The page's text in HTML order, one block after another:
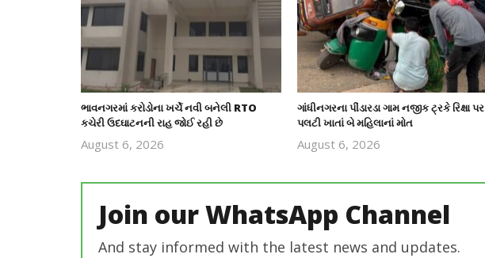
ભાવનગરમાં કરોડોના ખર્ચે નવી બનેલી RTO
કચેરી ઉદઘાટનની રાહ જોઈ રહી છે
August 6, 2026
ગાંધીનગરના પીંડારડા ગામ નજીક ટ્રકે રિક્ષા પર
પલટી ખાતાં બે મહિલાનાં મોત
August 6, 2026
Join our WhatsApp Channel
And stay informed with the latest news and updates.